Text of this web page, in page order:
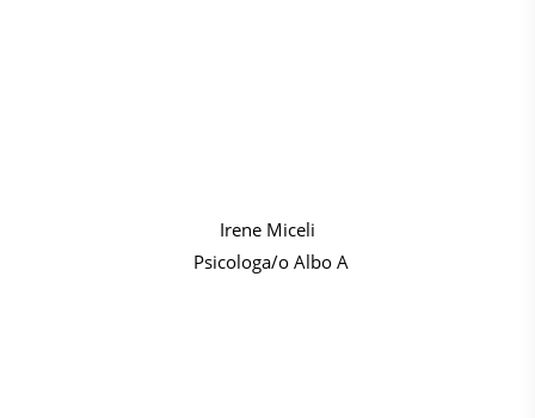
Irene Miceli
Psicologa/o Albo A